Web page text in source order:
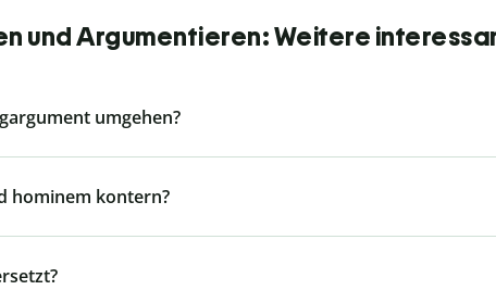
und Argumentieren: Weitere
umgehen?
hominem kontern?